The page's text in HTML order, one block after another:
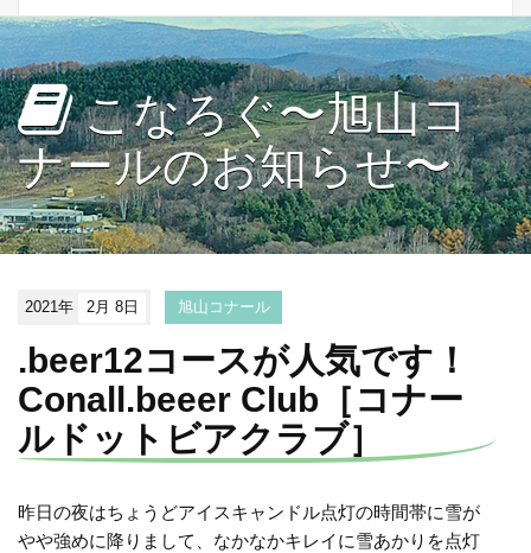
こなろぐ〜旭山コ
ナールのお知らせ〜
2021年 2月 8日 旭山コナール
.beer12コースが人気です！
Conall.beeer Club［コナー
ルドットビアクラブ］
昨日の夜はちょうどアイスキャンドル点灯の時間帯に雪が
やや強めに降りまして、なかなかキレイに雪あかりを点灯